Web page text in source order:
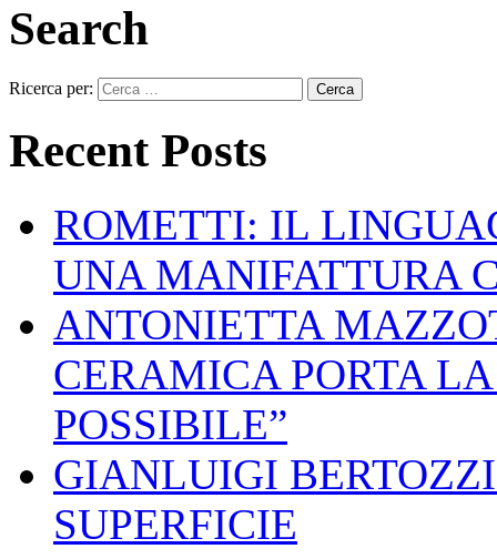
Search
Ricerca per:
Recent Posts
ROMETTI: IL
UNA MANIFATTURA
ANTONIETTA
CERAMICA PORTA
POSSIBILE”
GIANLUIGI
SUPERFICIE